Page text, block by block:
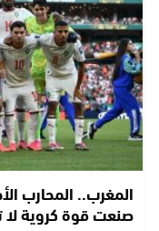
المغرب.. المحارب
صنعت قوة كروية